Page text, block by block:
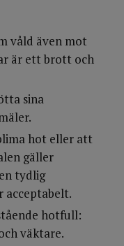
våld även mot
är ett brott och
sina
hot eller att
gäller
tydlig
acceptabelt.
hotfull:
väktare.